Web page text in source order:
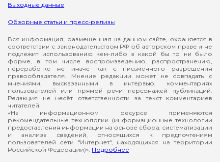
Выходные данные
Обзорные статьи и пресс-релизы
Вся информация, размещенная на данном сайте, охраняется в
соответствии с законодательством РФ об авторском праве и не
подлежит использованию кем-либо в какой бы то ни было
форме, в том числе воспроизведению, распространению,
переработке не иначе как с письменного разрешения
правообладателя. Мнение редакции может не совпадать с
мнениями, высказанными в интервью, комментариях
пользователей или прямой речи персонажей публикаций.
Редакция не несёт ответственности за текст комментариев
читателей.
«На информационном ресурсе применяются
рекомендательные технологии (информационные технологии
предоставления информации на основе сбора, систематизации
и анализа сведений, относящихся к предпочтениям
пользователей сети "Интернет", находящихся на территории
Российской Федерации)». Подробнее